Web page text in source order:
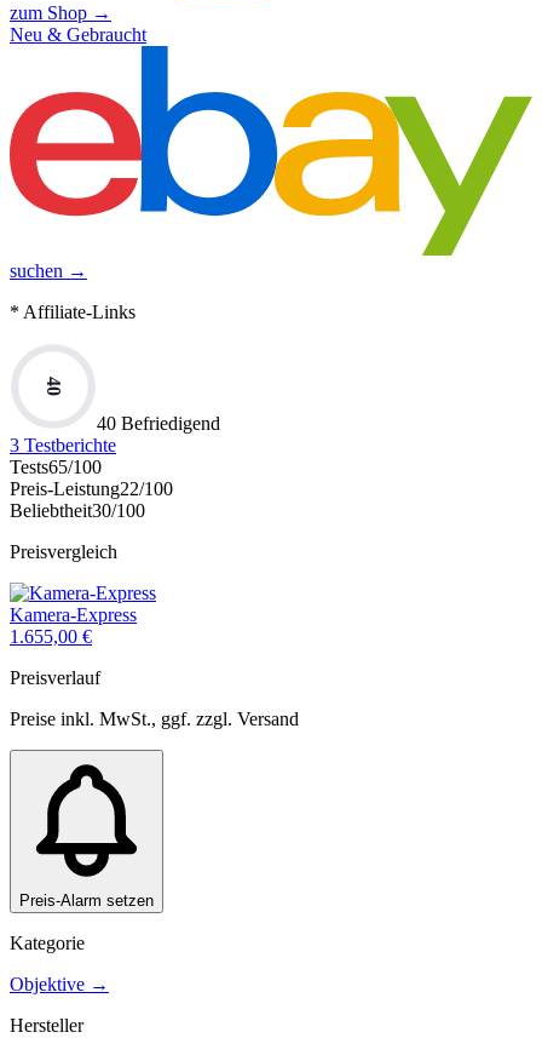
zum Shop →
Neu & Gebraucht
suchen →
* Affiliate-Links
40
40 Befriedigend
3 Testberichte
Tests65/100
Preis-Leistung22/100
Beliebtheit30/100
Preisvergleich
Kamera-Express
1.655,00 €
Preisverlauf
Preise inkl. MwSt., ggf. zzgl. Versand
Preis-Alarm setzen
Kategorie
Objektive →
Hersteller